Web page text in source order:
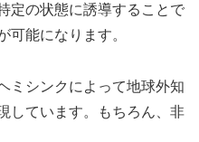
定の状態に誘導することで
可能になります。
ミシンクによって地球外知
しています。もちろん、非